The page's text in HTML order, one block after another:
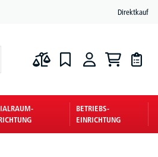
Direktkauf
BETRIEBS-
EINRICHTUNG